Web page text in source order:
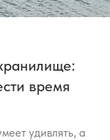
время
удивлять, а